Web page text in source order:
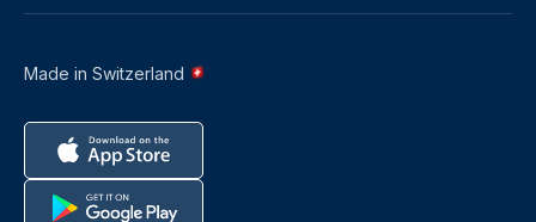
Made in Switzerland